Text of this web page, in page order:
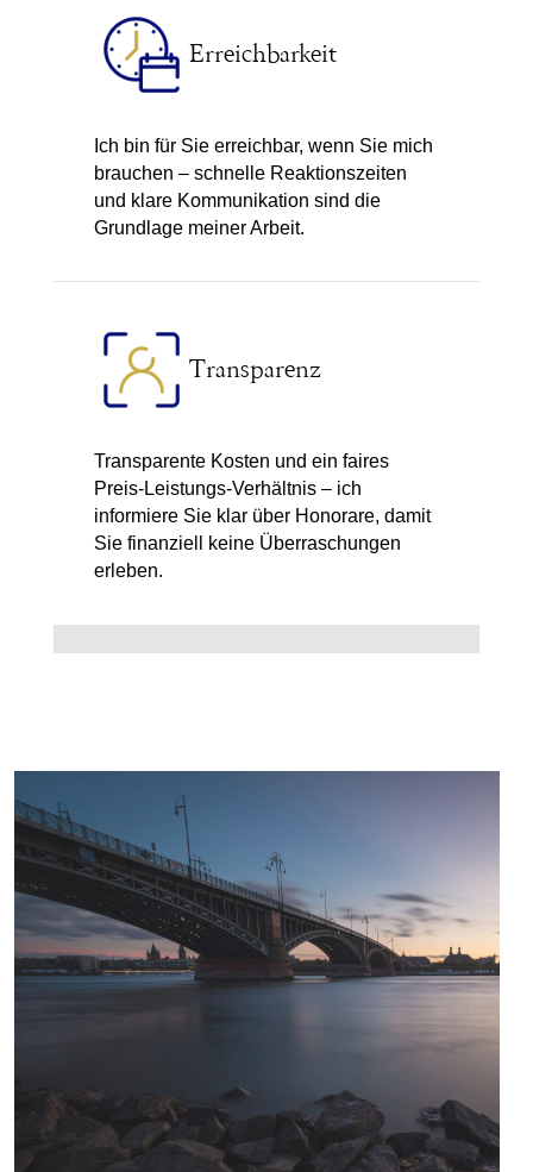
Erreichbarkeit
Ich bin für Sie erreichbar, wenn Sie mich
brauchen – schnelle Reaktionszeiten
und klare Kommunikation sind die
Grundlage meiner Arbeit.
Transparenz
Transparente Kosten und ein faires
Preis-Leistungs-Verhältnis – ich
informiere Sie klar über Honorare, damit
Sie finanziell keine Überraschungen
erleben.